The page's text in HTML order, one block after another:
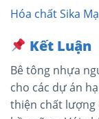
Hóa chất Sika
Kết Luận
Bê tông nhựa
cho các dự án
thiện chất lượng